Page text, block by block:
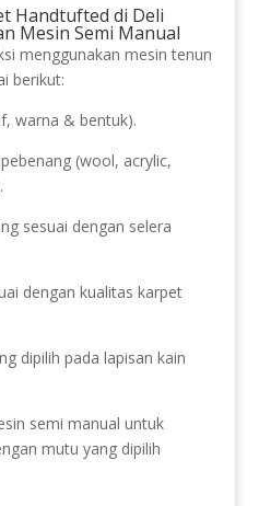
Handtufted di Deli
Mesin Semi Manual
menggunakan mesin tenun
berikut:
warna & bentuk).
(wool, acrylic,
sesuai dengan selera
dengan kualitas karpet
dipilih pada lapisan kain
semi manual untuk
mutu yang dipilih